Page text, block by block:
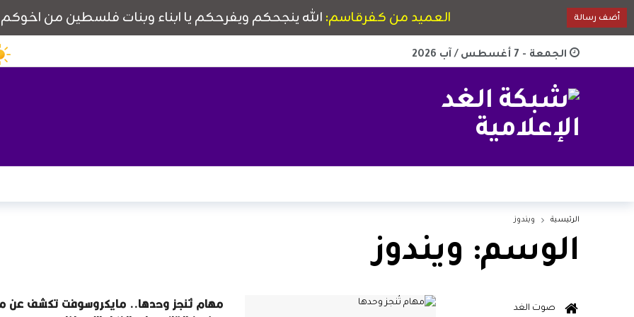
الجمعة - 7 أغسطس / آب 2026
الرئيسية ويندوز
الوسم: ويندوز
مهام تُنجز وحدها.. مايكروسوفت تكشف عن
صوت الغد